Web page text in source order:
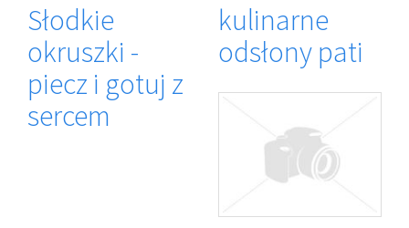
Słodkie
okruszki -
piecz i gotuj z
sercem
kulinarne
odsłony pati